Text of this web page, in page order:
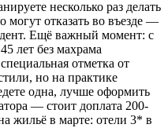
несколько раз делать
отказать во въезде —
Ещё важный момент: с
лет без махрама
отметка от
но на практике
одна, лучше оформить
— стоит доплата 200-
жильё в марте: отели 3* в